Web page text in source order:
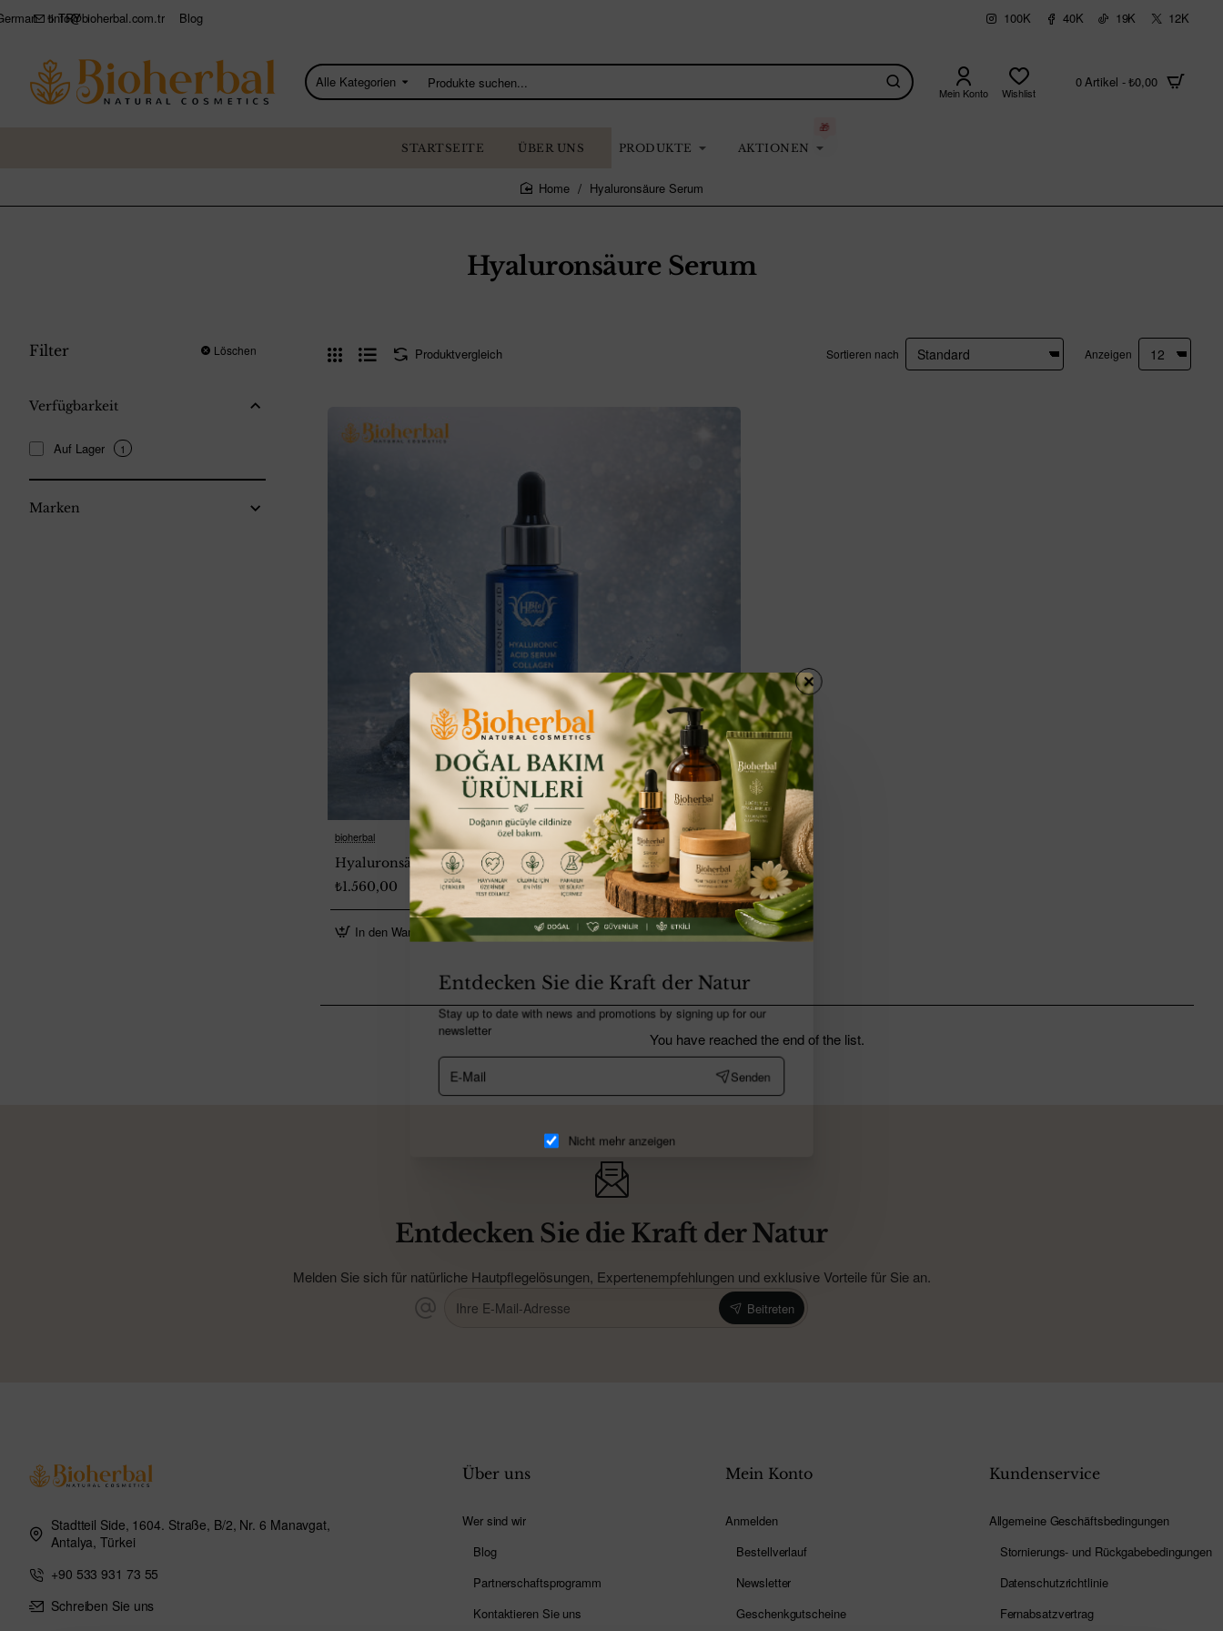
Entdecken Sie die Kraft der Natur
Stay up to date with news and promotions by signing up for our
newsletter
E-
Mail
Senden
Nicht mehr anzeigen
info@bioherbal.com.tr Blog
₺ TRY 100K 40K 19K 12K
Alle Kategorien
Produkte
suchen...
Mein Konto Wishlist
0 Artikel - ₺0,00
STARTSEITE ÜBER UNS PRODUKTE AKTIONEN
🎁
Hyaluronsäure Serum
Hyaluronsäure Serum
Filter Löschen
Verfügbarkeit
Auf Lager 1
Marken
Produktvergleich Sortieren nach Anzeigen
bioherbal Auf Lager
Hyaluronsäure Serum / Kollagen / Vitamin C / Anti Aging
₺1.560,00
In den Warenkorb
You have reached the end of the list.
Entdecken Sie die Kraft der Natur
Melden Sie sich für natürliche Hautpflegelösungen, Expertenempfehlungen und exklusive Vorteile für Sie an.
Beitreten
Stadtteil Side, 1604. Straße, B/2, Nr. 6 Manavgat,
Antalya, Türkei
+90 533 931 73 55
Schreiben Sie uns
Über uns
Wer sind wir
Blog
Partnerschaftsprogramm
Kontaktieren Sie uns
Mein Konto
Anmelden
Bestellverlauf
Newsletter
Geschenkgutscheine
Kundenservice
Allgemeine Geschäftsbedingungen
Stornierungs- und Rückgabebedingungen
Datenschutzrichtlinie
Fernabsatzvertrag